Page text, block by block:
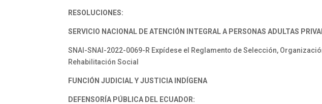
RESOLUCIONES:
SERVICIO NACIONAL DE ATENCIÓN INTEGRAL A PERSONAS ADULTAS
SNAI-SNAI-2022-0069-R Expídese el Reglamento de Selección,
Rehabilitación Social
FUNCIÓN JUDICIAL Y JUSTICIA INDÍGENA
DEFENSORÍA PÚBLICA DEL ECUADOR: